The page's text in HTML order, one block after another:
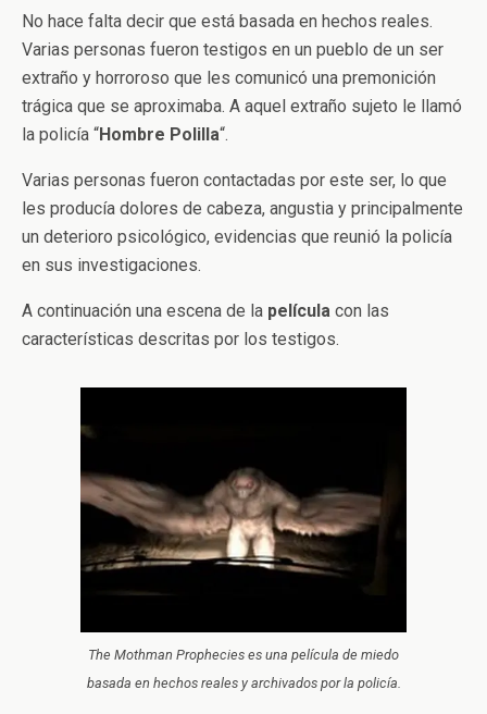
No hace falta decir que está basada en hechos reales.
Varias personas fueron testigos en un pueblo de un ser
extraño y horroroso que les comunicó una premonición
trágica que se aproximaba. A aquel extraño sujeto le llamó
la policía “Hombre Polilla“.
Varias personas fueron contactadas por este ser, lo que
les producía dolores de cabeza, angustia y principalmente
un deterioro psicológico, evidencias que reunió la policía
en sus investigaciones.
A continuación una escena de la película con las
características descritas por los testigos.
The Mothman Prophecies es una película de miedo
basada en hechos reales y archivados por la policía.